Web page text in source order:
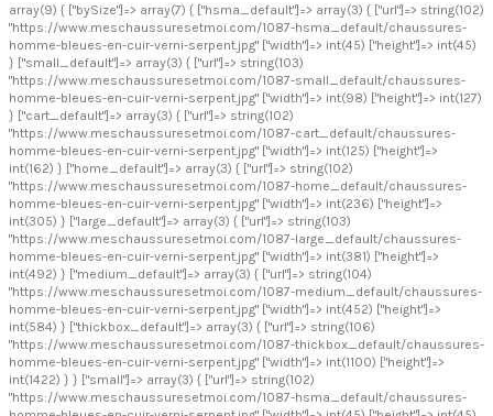
array(9) { ["bySize"]=> array(7) { ["hsma_default"]=> array(3) { ["url"]=> string(102)
"https://www.meschaussuresetmoi.com/1087-hsma_default/chaussures-
homme-bleues-en-cuir-verni-serpent.jpg" ["width"]=> int(45) ["height"]=> int(45)
} ["small_default"]=> array(3) { ["url"]=> string(103)
"https://www.meschaussuresetmoi.com/1087-small_default/chaussures-
homme-bleues-en-cuir-verni-serpent.jpg" ["width"]=> int(98) ["height"]=> int(127)
} ["cart_default"]=> array(3) { ["url"]=> string(102)
"https://www.meschaussuresetmoi.com/1087-cart_default/chaussures-
homme-bleues-en-cuir-verni-serpent.jpg" ["width"]=> int(125) ["height"]=>
int(162) } ["home_default"]=> array(3) { ["url"]=> string(102)
"https://www.meschaussuresetmoi.com/1087-home_default/chaussures-
homme-bleues-en-cuir-verni-serpent.jpg" ["width"]=> int(236) ["height"]=>
int(305) } ["large_default"]=> array(3) { ["url"]=> string(103)
"https://www.meschaussuresetmoi.com/1087-large_default/chaussures-
homme-bleues-en-cuir-verni-serpent.jpg" ["width"]=> int(381) ["height"]=>
int(492) } ["medium_default"]=> array(3) { ["url"]=> string(104)
"https://www.meschaussuresetmoi.com/1087-medium_default/chaussures-
homme-bleues-en-cuir-verni-serpent.jpg" ["width"]=> int(452) ["height"]=>
int(584) } ["thickbox_default"]=> array(3) { ["url"]=> string(106)
"https://www.meschaussuresetmoi.com/1087-thickbox_default/chaussures-
homme-bleues-en-cuir-verni-serpent.jpg" ["width"]=> int(1100) ["height"]=>
int(1422) } } ["small"]=> array(3) { ["url"]=> string(102)
"https://www.meschaussuresetmoi.com/1087-hsma_default/chaussures-